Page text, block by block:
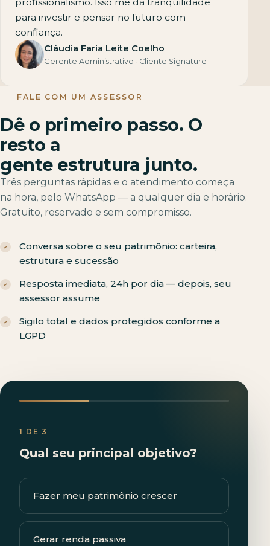
para investir e pensar no futuro com
confiança.
Cláudia Faria Leite Coelho
Gerente Administrativo · Cliente Signature
FALE COM UM ASSESSOR
Dê o primeiro passo. O
resto a
gente estrutura junto.
Três perguntas rápidas e o atendimento começa
na hora, pelo WhatsApp — a qualquer dia e horário.
Gratuito, reservado e sem compromisso.
Conversa sobre o seu patrimônio: carteira,
estrutura e sucessão
Resposta imediata, 24h por dia — depois, seu
assessor assume
Sigilo total e dados protegidos conforme a
LGPD
1 DE 3
Qual seu principal objetivo?
Fazer meu patrimônio crescer
Gerar renda passiva